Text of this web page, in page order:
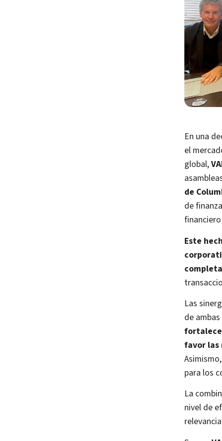
En una
el
global,
de
de
Este
completa
Las
de
favor las
para los
La
nivel de